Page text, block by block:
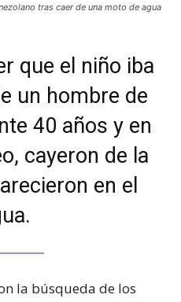
tras caer de una moto de agua
que el niño iba
un hombre de
40 años y en
cayeron de la
en el
la búsqueda de los